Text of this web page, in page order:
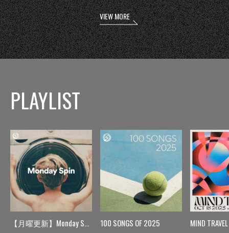
VIEW MORE
PLAYLIST
【月曜更新】Monday Spin 100 SONGS OF 2025 MIND TRAVEL